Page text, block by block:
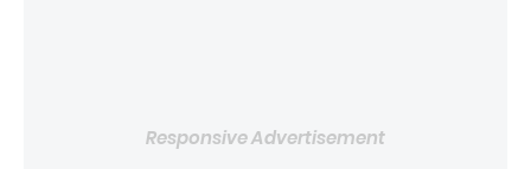
Responsive Advertisement